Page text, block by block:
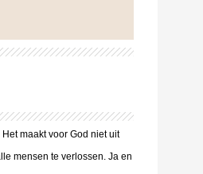
maakt voor God niet uit
mensen te verlossen. Ja en